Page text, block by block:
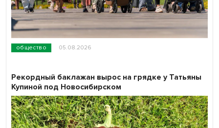
общество 05.08.2026
Рекордный баклажан вырос на грядке у Татьяны
Купиной под Новосибирском